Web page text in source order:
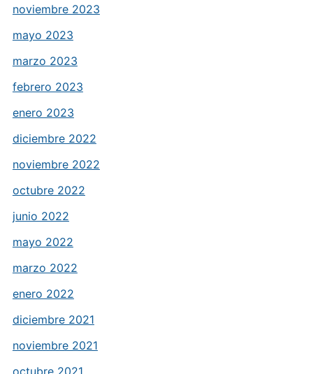
noviembre 2023
mayo 2023
marzo 2023
febrero 2023
enero 2023
diciembre 2022
noviembre 2022
octubre 2022
junio 2022
mayo 2022
marzo 2022
enero 2022
diciembre 2021
noviembre 2021
octubre 2021